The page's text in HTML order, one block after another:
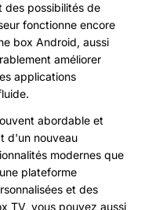
des possibilités de
fonctionne encore
box Android, aussi
améliorer
applications
abordable et
d'un nouveau
modernes que
plateforme
et des
TV, vous pouvez aussi